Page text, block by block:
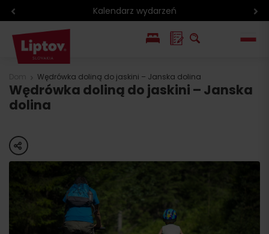
Region rowerowy
SK
Wędrówka doliną do jaskini – Janska dolina
Wędrówka doliną do jaskini – Janska
dolina
share